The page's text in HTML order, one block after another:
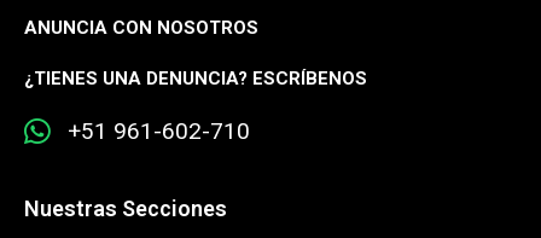
ANUNCIA CON NOSOTROS
¿TIENES UNA DENUNCIA? ESCRÍBENOS
+51 961-602-710
Nuestras Secciones